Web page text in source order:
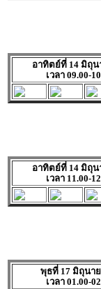
อาทิตย์ที่ 14 มิถุน
เวลา 09.00-
อาทิตย์ที่ 14 มิถุน
เวลา 11.00-
พุธที่ 17 มิถุนา
เวลา 01.00-